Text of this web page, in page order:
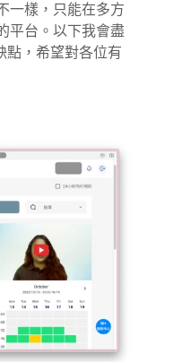
一樣，只能在多方
平台。以下我會盡
點，希望對各位有